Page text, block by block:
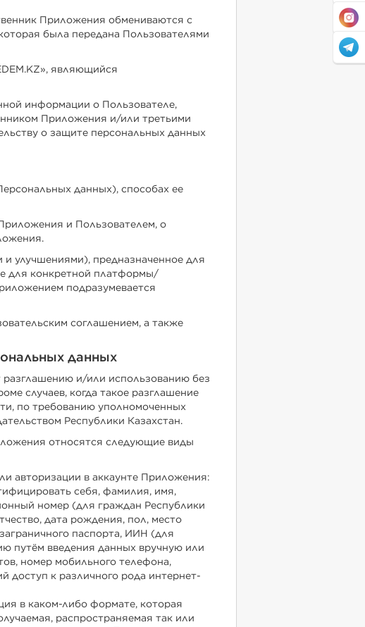
Приложения обмениваются с
была передана Пользователями
являющийся
информации о Пользователе,
Приложения и/или третьими
о защите персональных данных
данных), способах ее
и Пользователем, о
улучшениями), предназначенное для
для конкретной платформы/
подразумевается
соглашением, а также
данных
и/или использованию без
случаев, когда такое разглашение
по требованию уполномоченных
Республики Казахстан.
относятся следующие виды
авторизации в аккаунте Приложения:
себя, фамилия, имя,
номер (для граждан Республики
дата рождения, пол, место
паспорта, ИИН (для
путём введения данных вручную или
номер мобильного телефона,
доступ к различного рода интернет-
в каком-либо формате, которая
распространяемая так или